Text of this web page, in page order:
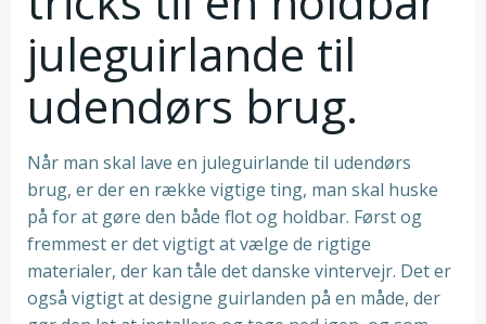
juleguirlande til
udendørs brug.
Når man skal lave en juleguirlande til udendørs
brug, er der en række vigtige ting, man skal huske
på for at gøre den både flot og holdbar. Først og
fremmest er det vigtigt at vælge de rigtige
materialer, der kan tåle det danske vintervejr. Det er
også vigtigt at designe guirlanden på en måde, der